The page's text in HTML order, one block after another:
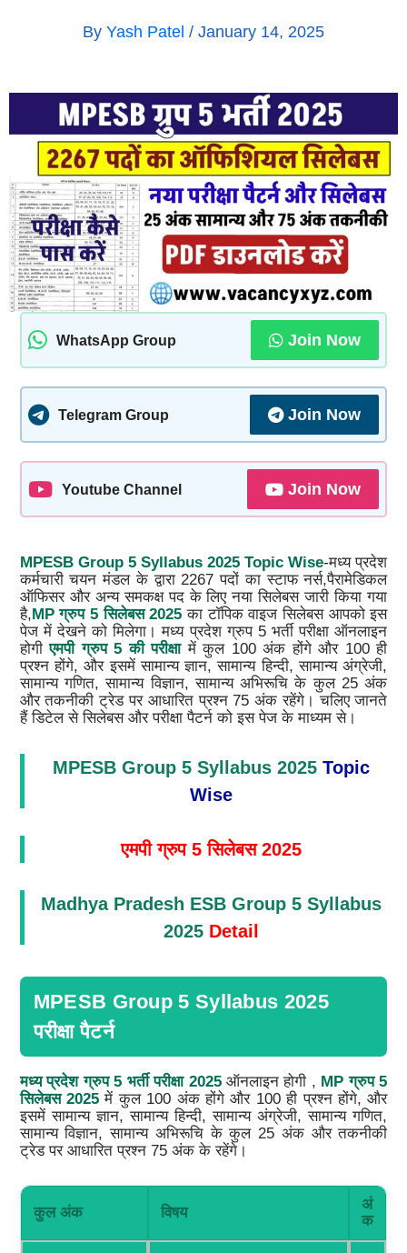
By Yash Patel / January 14, 2025
WhatsApp Group Join Now
Telegram Group Join Now
Youtube Channel Join Now
MPESB Group 5 Syllabus 2025 Topic Wise-मध्य प्रदेश
कर्मचारी चयन मंडल के द्वारा 2267 पदों का स्टाफ नर्स,पैरामेडिकल
ऑफिसर और अन्य समकक्ष पद के लिए नया सिलेबस जारी किया गया
है,MP ग्रुप 5 सिलेबस 2025 का टॉपिक वाइज सिलेबस आपको इस
पेज में देखने को मिलेगा। मध्य प्रदेश ग्रुप 5 भर्ती परीक्षा ऑनलाइन
होगीएमपी ग्रुप 5 की परीक्षामें कुल 100 अंक होंगे और 100 ही
प्रश्न होंगे, और इसमें सामान्य ज्ञान, सामान्य हिन्दी, सामान्य अंग्रेजी,
सामान्य गणित, सामान्य विज्ञान, सामान्य अभिरूचि के कुल 25 अंक
और तकनीकी ट्रेड पर आधारित प्रश्न 75 अंक रहेंगे। चलिए जानते
हैं डिटेल से सिलेबस और परीक्षा पैटर्न को इस पेज के माध्यम से।
MPESB Group 5 Syllabus 2025 Topic
Wise
एमपी ग्रुप 5 सिलेबस 2025
Madhya Pradesh ESB Group 5 Syllabus
2025 Detail
MPESB Group 5 Syllabus 2025
परीक्षा पैटर्न
मध्य प्रदेश ग्रुप 5 भर्ती परीक्षा 2025ऑनलाइन होगी , MP ग्रुप 5
सिलेबस 2025में कुल 100 अंक होंगे और 100 ही प्रश्न होंगे, और
इसमें सामान्य ज्ञान, सामान्य हिन्दी, सामान्य अंग्रेजी, सामान्य गणित,
सामान्य विज्ञान, सामान्य अभिरूचि के कुल 25 अंक और तकनीकी
ट्रेड पर आधारित प्रश्न 75 अंक के रहेंगे।
कुल अंक विषय
अं
क